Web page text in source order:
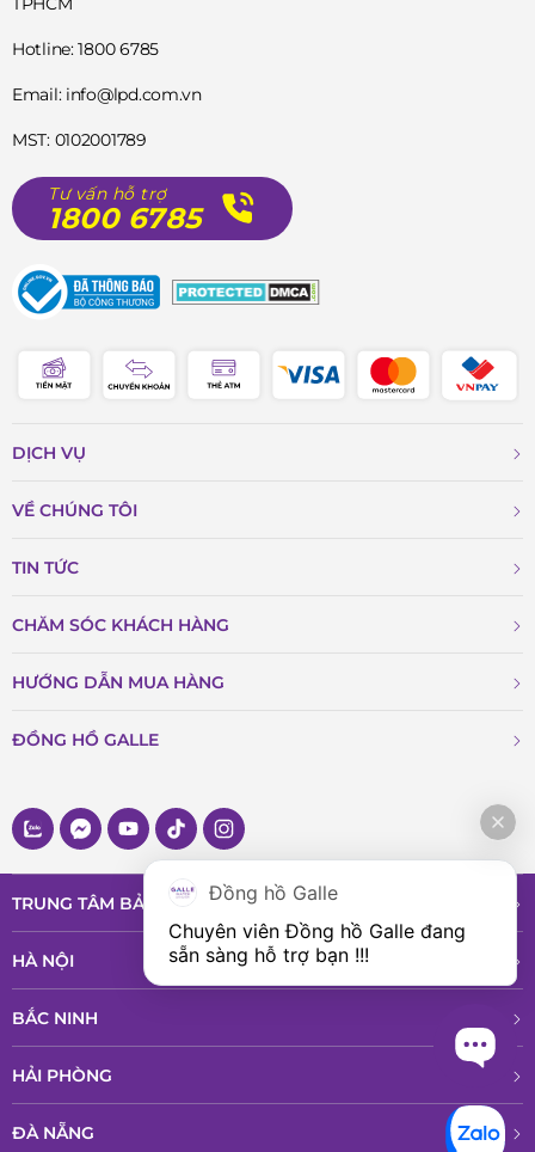
Hotline: 1800 6785
Email: info@lpd.com.vn
MST: 0102001789
Tư vấn hỗ trợ
1800 6785
DỊCH VỤ
VỀ CHÚNG TÔI
TIN TỨC
CHĂM SÓC KHÁCH HÀNG
HƯỚNG DẪN MUA HÀNG
ĐỒNG HỒ GALLE
TRUNG TÂM BẢO HÀNH VÀ DỊCH VỤ
HÀ NỘI
BẮC NINH
HẢI PHÒNG
ĐÀ NẴNG
Đồng hồ Galle
Chuyên viên Đồng hồ Galle đang
sẵn sàng hỗ trợ bạn !!!